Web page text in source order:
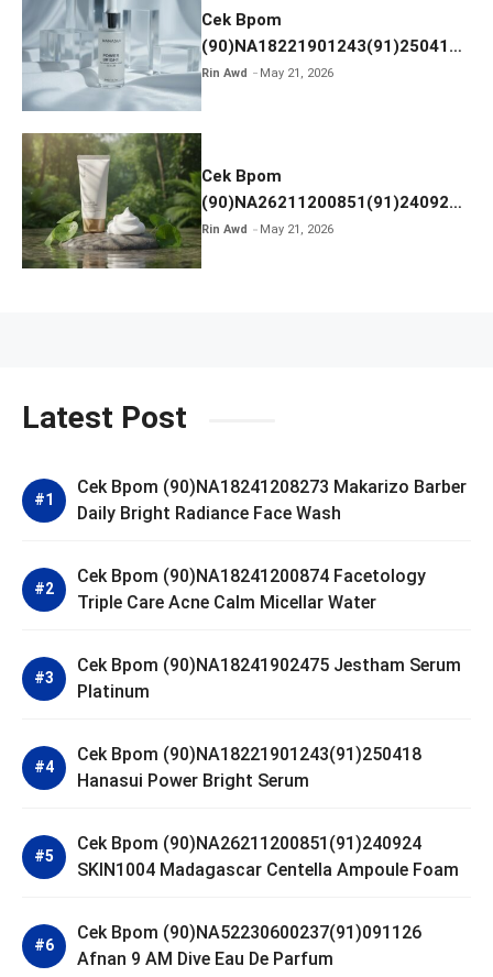
Cek Bpom
(90)NA18221901243(91)250418
Hanasui Power Bright Serum
Rin Awd May 21, 2026
Cek Bpom
(90)NA26211200851(91)240924
SKIN1004 Madagascar Centella
Rin Awd May 21, 2026
Latest Post
Cek Bpom (90)NA18241208273 Makarizo Barber
Daily Bright Radiance Face Wash
Cek Bpom (90)NA18241200874 Facetology
Triple Care Acne Calm Micellar Water
Cek Bpom (90)NA18241902475 Jestham Serum
Platinum
Cek Bpom (90)NA18221901243(91)250418
Hanasui Power Bright Serum
Cek Bpom (90)NA26211200851(91)240924
SKIN1004 Madagascar Centella Ampoule Foam
Cek Bpom (90)NA52230600237(91)091126
Afnan 9 AM Dive Eau De Parfum